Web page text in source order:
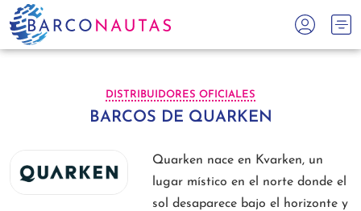
DISTRIBUIDORES OFICIALES
BARCOS DE QUARKEN
Quarken nace en Kvarken, un
lugar místico en el norte donde el
sol desaparece bajo el horizonte y